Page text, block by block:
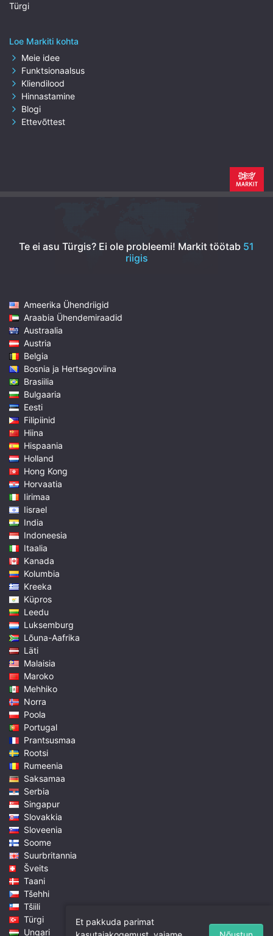
Türgi
Loe Markiti kohta
Meie idee
Funktsionaalsus
Kliendilood
Hinnastamine
Blogi
Ettevõttest
Te ei asu Türgis? Ei ole probleemi! Markit töötab 51
riigis
Ameerika Ühendriigid
Araabia Ühendemiraadid
Austraalia
Austria
Belgia
Bosnia ja Hertsegoviina
Brasiilia
Bulgaaria
Eesti
Filipiinid
Hiina
Hispaania
Holland
Hong Kong
Horvaatia
Iirimaa
Iisrael
India
Indoneesia
Itaalia
Kanada
Kolumbia
Kreeka
Küpros
Leedu
Luksemburg
Lõuna-Aafrika
Läti
Malaisia
Maroko
Mehhiko
Norra
Poola
Portugal
Prantsusmaa
Rootsi
Rumeenia
Saksamaa
Serbia
Singapur
Slovakkia
Sloveenia
Soome
Suurbritannia
Šveits
Taani
Tšehhi
Tšiili
Türgi
Ungari
Et pakkuda parimat